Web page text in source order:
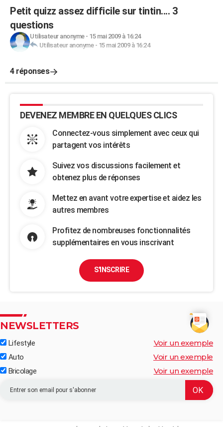
Petit quizz assez difficile sur tintin.... 3
questions
Utilisateur anonyme- 15 mai 2009 à 16:24
Utilisateur anonyme- 15 mai 2009 à 16:24
4 réponses
DEVENEZ MEMBRE EN QUELQUES CLICS
Connectez-vous simplement avec ceux qui
partagent vos intérêts
Suivez vos discussions facilement et
obtenez plus de réponses
Mettez en avant votre expertise et aidez les
autres membres
Profitez de nombreuses fonctionnalités
supplémentaires en vous inscrivant
S'INSCRIRE
NEWSLETTERS
Lifestyle Voir un exemple
Auto Voir un exemple
Bricolage Voir un exemple